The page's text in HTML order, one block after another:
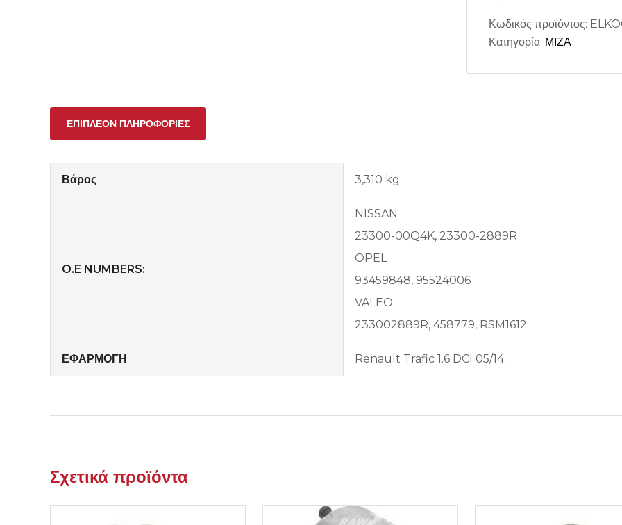
Κωδικός προϊόντος:
Κατηγορία: ΜΙΖΑ
ΕΠΙΠΛΈΟΝ ΠΛΗΡΟΦΟΡΊΕΣ
Βάρος 3,310 kg
O.E NUMBERS:
NISSAN
23300-00Q4K, 23300-2889R
OPEL
93459848, 95524006
VALEO
233002889R, 458779, RSM1612
ΕΦΑΡΜΟΓΗ Renault Trafic 1.6 DCI 05/14
Σχετικά προϊόντα